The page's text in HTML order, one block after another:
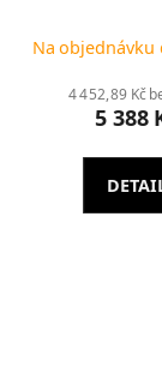
Na objednávku
4 452,89 Kč
5 388